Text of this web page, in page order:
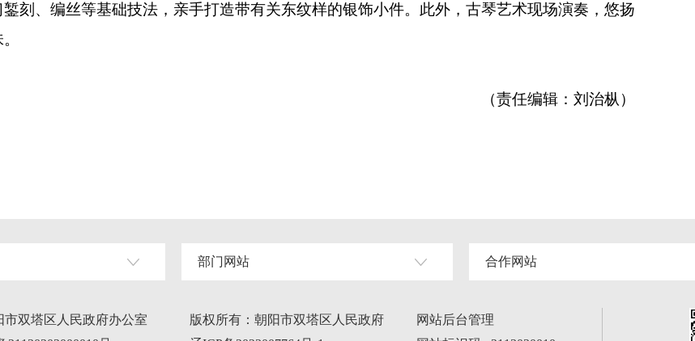
刻、编丝等基础技法，亲手打造带有关东纹样的银饰小件。此外，古琴艺术现场演奏，悠扬
（责任编辑：刘治枞）
部门网站 合作网站
市双塔区人民政府办公室
版权所有：朝阳市双塔区人民政府
网站后台管理